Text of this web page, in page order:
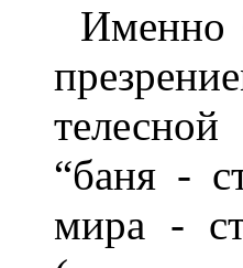
Именно
“баня -
мира -